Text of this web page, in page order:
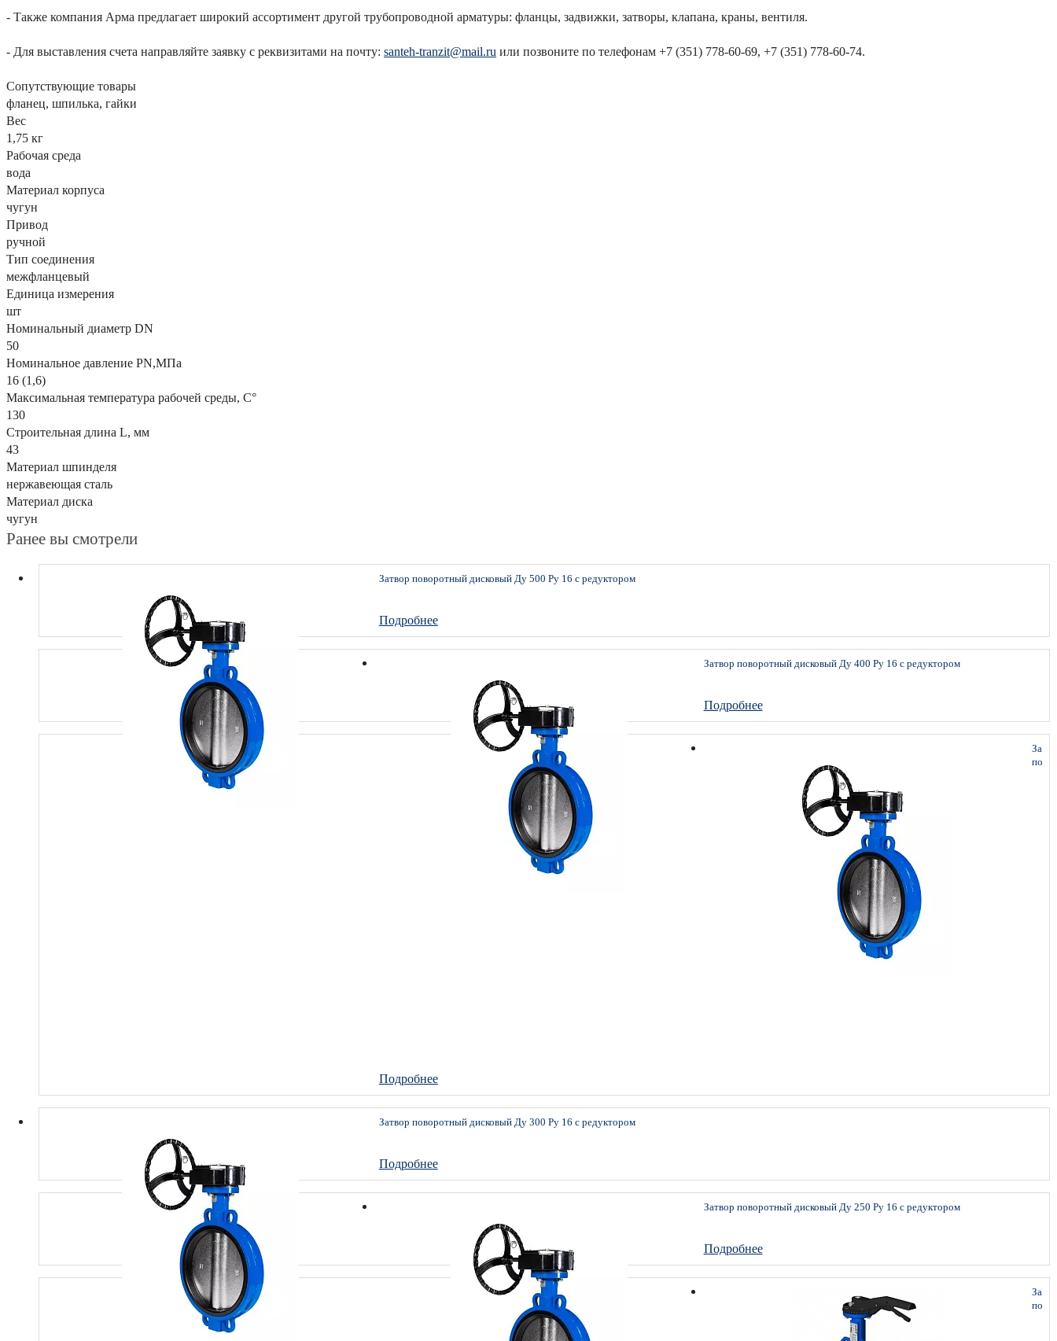
- Также компания Арма предлагает широкий ассортимент другой трубопроводной арматуры: фланцы, задвижки, затворы, клапана, краны, вентиля.
- Для выставления счета направляйте заявку с реквизитами на почту: santeh-tranzit@mail.ru или позвоните по телефонам +7 (351) 778-60-69, +7 (351) 778-60-74.
Сопутствующие товары
фланец, шпилька, гайки
Вес
1,75 кг
Рабочая среда
вода
Материал корпуса
чугун
Привод
ручной
Тип соединения
межфланцевый
Единица измерения
шт
Номинальный диаметр DN
50
Номинальное давление PN,МПа
16 (1,6)
Максимальная температура рабочей среды, С°
130
Строительная длина L, мм
43
Материал шпинделя
нержавеющая сталь
Материал диска
чугун
Ранее вы смотрели
Затвор поворотный дисковый Ду 500 Ру 16 с редуктором
Подробнее
Затвор поворотный дисковый Ду 400 Ру 16 с редуктором
Подробнее
Подробнее
Затвор поворотный дисковый Ду 300 Ру 16 с редуктором
Подробнее
Затвор поворотный дисковый Ду 250 Ру 16 с редуктором
Подробнее